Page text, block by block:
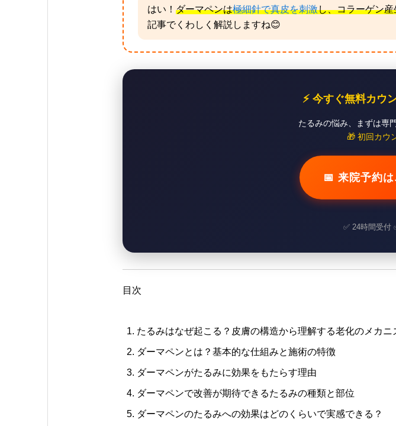
はい！ ダーマペンは極細針で真皮を刺激し、コラーゲン
記事でくわしく解説しますね😊
⚡ 今すぐ無料カウ
たるみの悩み、まずは専
🎁 初回カウ
📅 来院予約は
✅ 24時間受付
目次
たるみはなぜ起こる？皮膚の構造から理解する老化のメカニ
ダーマペンとは？基本的な仕組みと施術の特徴
ダーマペンがたるみに効果をもたらす理由
ダーマペンで改善が期待できるたるみの種類と部位
ダーマペンのたるみへの効果はどのくらいで実感できる？